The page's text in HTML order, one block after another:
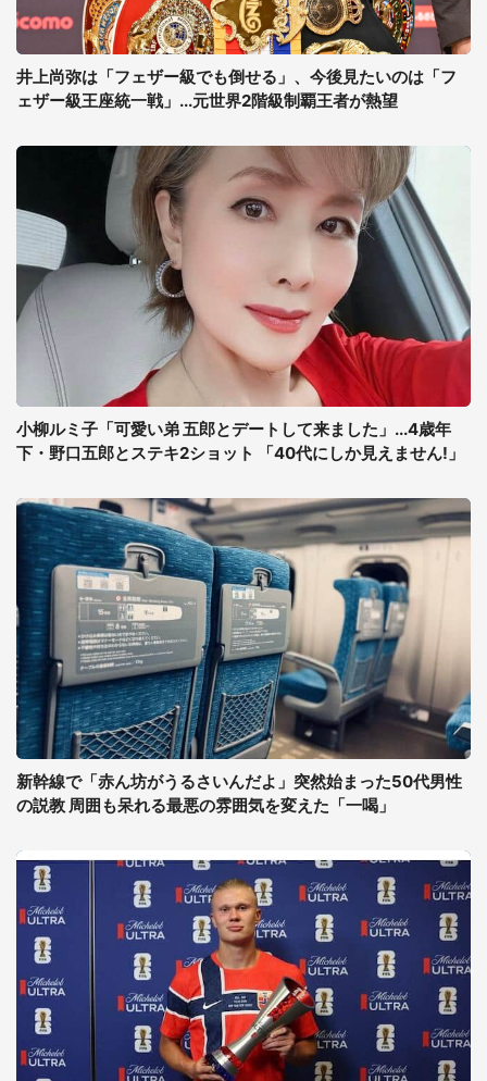
井上尚弥は「フェザー級でも倒せる」、今後見たいのは「フ
ェザー級王座統一戦」...元世界2階級制覇王者が熱望
小柳ルミ子「可愛い弟 五郎とデートして来ました」...4歳年
下・野口五郎とステキ2ショット 「40代にしか見えません!」
新幹線で「赤ん坊がうるさいんだよ」突然始まった50代男性
の説教 周囲も呆れる最悪の雰囲気を変えた「一喝」